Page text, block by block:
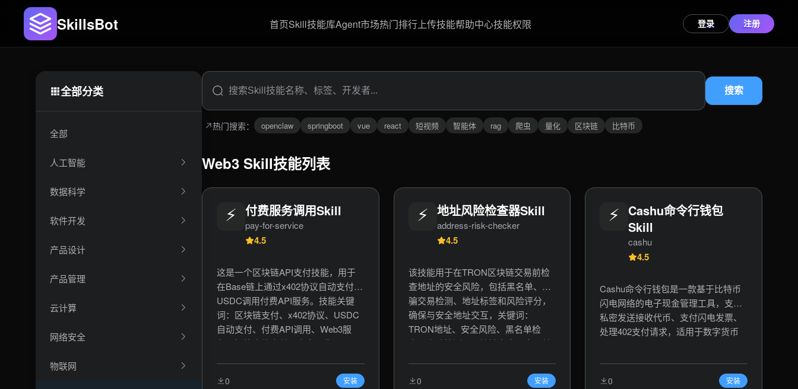
SkillsBot 首页Skill技能库Agent市场热门排行 上传技能帮助中心技能权限 登录 注册
全部分类
全部
人工智能
数据科学
软件开发
产品设计
产品管理
云计算
网络安全
物联网
搜索
热门搜索： openclaw springboot vue react 短视频 智能体 rag 爬虫 量化 区块链 比特币
Web3 Skill技能列表
⚡ 付费服务调用Skill
pay-for-service
4.5
这是一个区块链API支付技能，用于
在Base链上通过x402协议自动支付
USDC调用付费API服务。技能关键
词：区块链支付、x402协议、USDC
自动支付、付费API调用、Web3服
务、智能合约支付、去中心化API、
0 安装
⚡ 地址风险检查器Skill
address-risk-checker
4.5
该技能用于在TRON区块链交易前检
查地址的安全风险，包括黑名单、诈
骗交易检测、地址标签和风险评分，
确保与安全地址交互，关键词：
TRON地址、安全风险、黑名单检
查、诈骗检测、区块链安全、交易前
0 安装
⚡ Cashu命令行钱包
Skill
cashu
4.5
Cashu命令行钱包是一款基于比特币
闪电网络的电子现金管理工具，支持
私密发送接收代币、支付闪电发票、
处理402支付请求，适用于数字货币
子现金、命令行钱包、Cashu协议、
0 安装